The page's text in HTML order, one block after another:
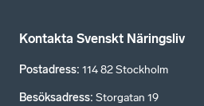
Kontakta Svenskt Näringsliv
Postadress: 114 82 Stockholm
Besöksadress: Storgatan 19